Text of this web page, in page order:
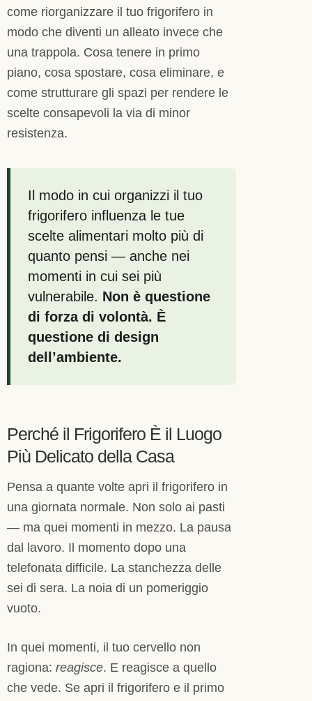
come riorganizzare il tuo frigorifero in
modo che diventi un alleato invece che
una trappola. Cosa tenere in primo
piano, cosa spostare, cosa eliminare, e
come strutturare gli spazi per rendere le
scelte consapevoli la via di minor
resistenza.
Il modo in cui organizzi il tuo
frigorifero influenza le tue
scelte alimentari molto più di
quanto pensi — anche nei
momenti in cui sei più
vulnerabile. Non è questione
di forza di volontà. È
questione di design
dell’ambiente.
Perché il Frigorifero È il Luogo
Più Delicato della Casa
Pensa a quante volte apri il frigorifero in
una giornata normale. Non solo ai pasti
— ma quei momenti in mezzo. La pausa
dal lavoro. Il momento dopo una
telefonata difficile. La stanchezza delle
sei di sera. La noia di un pomeriggio
vuoto.
In quei momenti, il tuo cervello non
ragiona: reagisce. E reagisce a quello
che vede. Se apri il frigorifero e il primo